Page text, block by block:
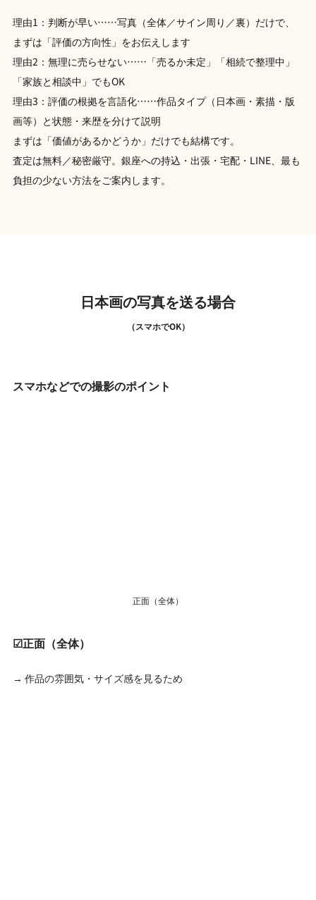
理由1：判断が早い……写真（全体／サイン周り／裏）だけで、
まずは「評価の方向性」をお伝えします
理由2：無理に売らせない……「売るか未定」「相続で整理中」
「家族と相談中」でもOK
理由3：評価の根拠を言語化……作品タイプ（日本画・素描・版
画等）と状態・来歴を分けて説明
まずは「価値があるかどうか」だけでも結構です。
査定は無料／秘密厳守。銀座への持込・出張・宅配・LINE、最も
負担の少ない方法をご案内します。
日本画の写真を送る場合
（スマホでOK）
スマホなどでの撮影のポイント
正面（全体）
☑正面（全体）
→ 作品の雰囲気・サイズ感を見るため